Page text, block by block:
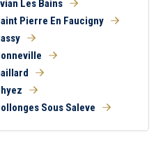
Les Bains
Pierre En Faucigny
Sous Saleve